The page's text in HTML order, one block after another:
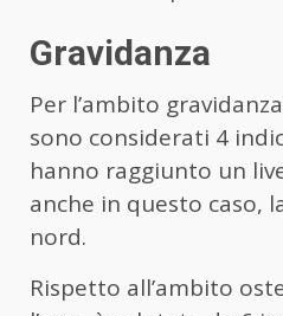
Gravidanza
Per l’ambito
sono considerati 4
hanno raggiunto un
anche in questo caso,
nord.
Rispetto all’ambito